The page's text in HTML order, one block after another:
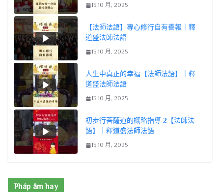
15 10 月, 2025
【法師法語】專心修行自有善報｜釋
道盛法師法語
15 10 月, 2025
人生中真正的幸福【法師法語】｜釋
道盛法師法語
15 10 月, 2025
初步行菩薩道的概略指導 2【法師法
語】｜釋道盛法師法語
15 10 月, 2025
Pháp âm hay